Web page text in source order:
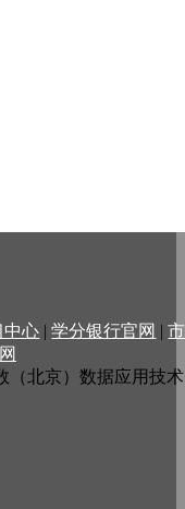
中心 |学分银行官网 |市
（北京）数据应用技术